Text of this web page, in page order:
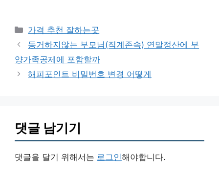
카
테
고
리
가격 추천 잘하는곳
동거하지않는 부모님(직계존속) 연말정산에 부
양가족공제에 포함할까
해피포인트 비밀번호 변경 어떻게
댓글 남기기
댓글을 달기 위해서는 로그인해야합니다.